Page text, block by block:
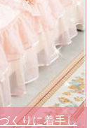
くりに着手し